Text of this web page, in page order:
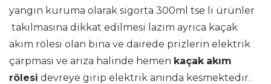
yangın kuruma olarak sigorta 300ml tse li ürünler
takılmasına dikkat edilmesi lazım ayrıca kaçak
akım rölesi olan bina ve dairede prizlerin elektrik
çarpması ve arıza halinde hemen kaçak akım
rölesi devreye girip elektrik anında kesmektedir.